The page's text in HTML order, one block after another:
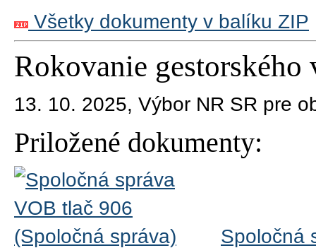
Všetky dokumenty v balíku ZIP
Rokovanie gestorského
13. 10. 2025, Výbor NR SR pre
Priložené dokumenty:
Spoločná